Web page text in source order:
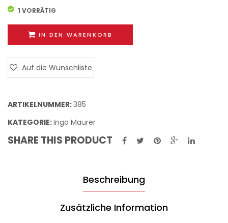
1 VORRÄTIG
IN DEN WARENKORB
Auf die Wunschliste
ARTIKELNUMMER:385
KATEGORIE:Ingo Maurer
SHARE THIS PRODUCT
Beschreibung
Zusätzliche Information